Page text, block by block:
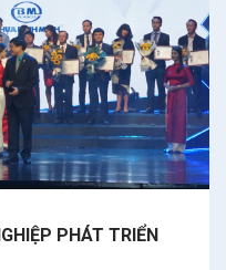
PHÁT TRIỂN